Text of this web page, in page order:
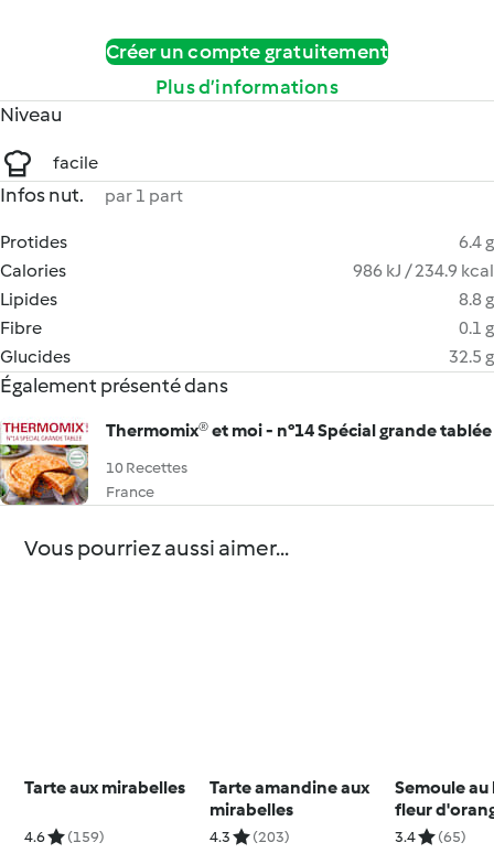
Créer un compte gratuitement
Plus d’informations
Niveau
facile
Infos nut. par 1 part
Protides
6.4 g
Calories
986 kJ / 234.9 kcal
Lipides
8.8 g
Fibre
0.1 g
Glucides
32.5 g
Également présenté dans
Thermomix® et moi - n°14 Spécial grande tablée
10 Recettes
France
Vous pourriez aussi aimer...
Tarte aux mirabelles
4.6 (159)
Tarte amandine aux
mirabelles
4.3 (203)
Semoule au
fleur
3.4 (65)